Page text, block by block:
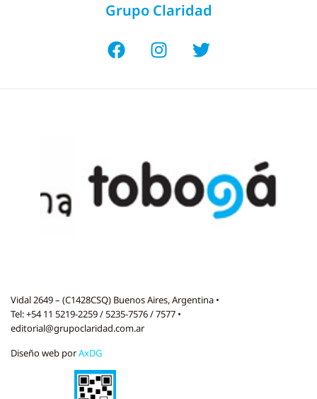
Grupo Claridad
Vidal 2649 – (C1428CSQ) Buenos Aires, Argentina •
Tel: +54 11 5219-2259 / 5235-7576 / 7577 •
editorial@grupoclaridad.com.ar
Diseño web porAxDG